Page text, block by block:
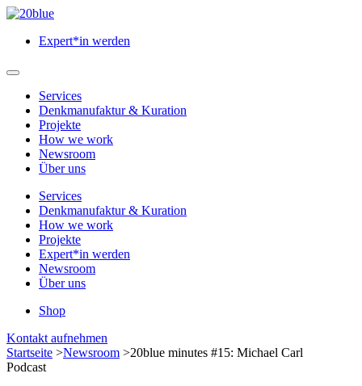
Zum
springenExpert*in werden
Hauptmenü
öffnenServices
Denkmanufaktur & Kuration
Projekte
How we work
Newsroom
Über uns
Services
Denkmanufaktur & Kuration
How we work
Projekte
Expert*in werden
Newsroom
Über uns
Shop
Menü
schließen
Kontakt aufnehmen
Startseite >Newsroom >20blue minutes #15: Michael Carl
Podcast